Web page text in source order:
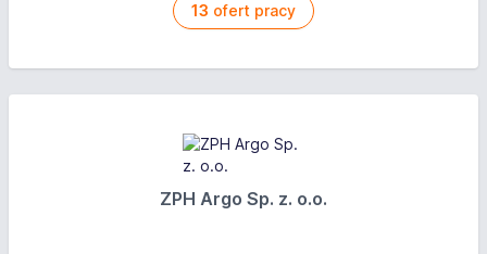
13 ofert pracy
ZPH Argo Sp. z. o.o.